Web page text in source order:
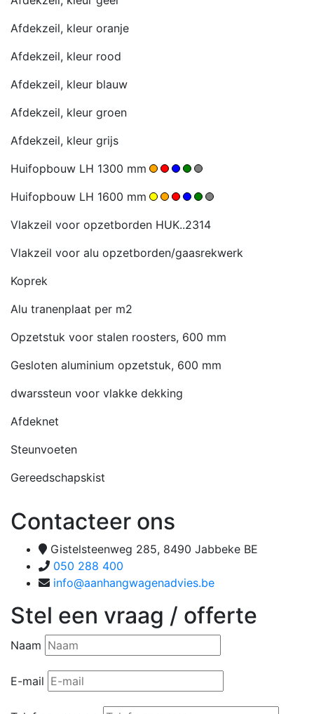
Afdekzeil, kleur oranje
Afdekzeil, kleur rood
Afdekzeil, kleur blauw
Afdekzeil, kleur groen
Afdekzeil, kleur grijs
Huifopbouw LH 1300 mm
Huifopbouw LH 1600 mm
Vlakzeil voor opzetborden HUK..2314
Vlakzeil voor alu opzetborden/gaasrekwerk
Koprek
Alu tranenplaat per m2
Opzetstuk voor stalen roosters, 600 mm
Gesloten aluminium opzetstuk, 600 mm
dwarssteun voor vlakke dekking
Afdeknet
Steunvoeten
Gereedschapskist
Contacteer ons
Gistelsteenweg 285, 8490 Jabbeke BE
050 288 400
info@aanhangwagenadvies.be
Stel een vraag / offerte
Naam
E-mail